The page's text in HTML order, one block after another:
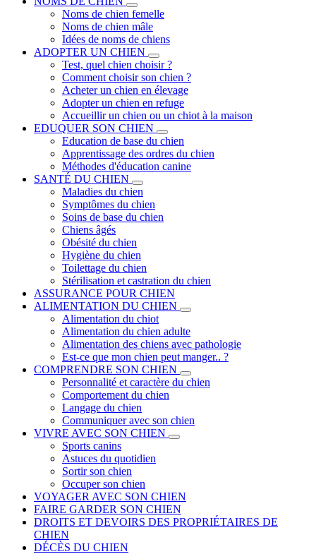
Noms de chien femelle
Noms de chien mâle
Idées de noms de chiens
ADOPTER UN CHIEN
Test, quel chien choisir ?
Comment choisir son chien ?
Acheter un chien en élevage
Adopter un chien en refuge
Accueillir un chien ou un chiot à la maison
EDUQUER SON CHIEN
Education de base du chien
Apprentissage des ordres du chien
Méthodes d'éducation canine
SANTÉ DU CHIEN
Maladies du chien
Symptômes du chien
Soins de base du chien
Chiens âgés
Obésité du chien
Hygiène du chien
Toilettage du chien
Stérilisation et castration du chien
ASSURANCE POUR CHIEN
ALIMENTATION DU CHIEN
Alimentation du chiot
Alimentation du chien adulte
Alimentation des chiens avec pathologie
Est-ce que mon chien peut manger.. ?
COMPRENDRE SON CHIEN
Personnalité et caractère du chien
Comportement du chien
Langage du chien
Communiquer avec son chien
VIVRE AVEC SON CHIEN
Sports canins
Astuces du quotidien
Sortir son chien
Occuper son chien
VOYAGER AVEC SON CHIEN
FAIRE GARDER SON CHIEN
DROITS ET DEVOIRS DES PROPRIÉTAIRES DE
CHIEN
DÉCÈS DU CHIEN